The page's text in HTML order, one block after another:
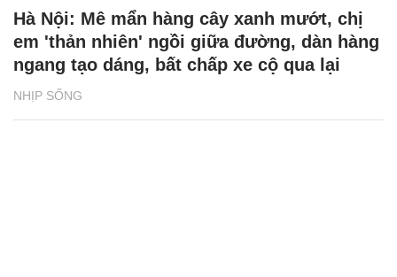
NHỊP SỐNG
Hà Nội: Mê mẩn hàng cây xanh mướt, chị
em 'thản nhiên' ngồi giữa đường, dàn hàng
ngang tạo dáng, bất chấp xe cộ qua lại